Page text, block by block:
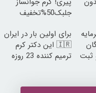
جلبک50%تخفیف
ثبت
برای اولین بار در ایران
🇮🇷 این دکتر کرم
ترمیم کننده 23 روزه